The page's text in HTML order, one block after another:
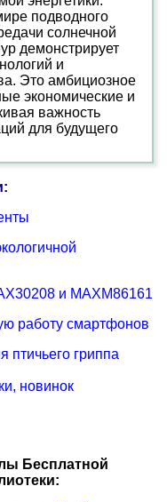
подводного
солнечной
демонстрирует
и
Это амбициозное
экономические и
важность
для будущего
и MAXM86161
работу смартфонов
птичьего гриппа
новинок
Бесплатной